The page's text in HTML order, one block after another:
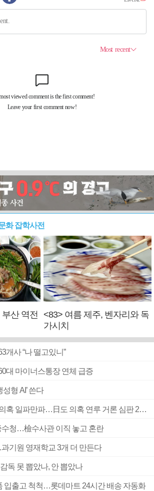
화 잡학사전
산 역전
<83> 여름 제주, 벤자리와 독
가시치
사 “나 떨고있니”
대 마이너스통장 연체 급증
형 AI’ 쓴다
■ 축구협회 ‘성 접대’ 의혹 일파만파…日도 의혹 연루 거론 심판 2명 조사
수청…檢수사관 이직 놓고 혼란
기원 영재학교 3개 더 만든다
독 못 뽑았나, 안 뽑았나
입출고 척척…롯데마트 24시간 배송 자동화